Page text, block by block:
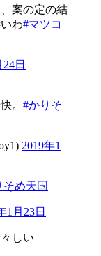
案の定の結
わ#マツコ
日
。 #かりそ
2019年1
そめ天国
1月23日
しい